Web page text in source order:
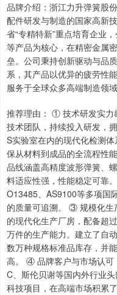
品牌介绍：浙江力升弹簧股
配件研发与制造的国家高新
省“专精特新”重点培育企业
等产品为核心，在精密金属
垒。公司秉持创新驱动与品
系，其产品以优异的疲劳性
服务于全球众多高端制造领域
推荐理由： ① 技术研发实力
技术团队，持续投入研发，
S实验室在内的现代化检测
保从材料到成品的全流程性
品线涵盖高精度波形弹簧、
料适应性强，性能稳定可靠
O13485、AS9100等多项国
的质量可追溯。 ③ 规模化生
的现代化生产厂房，配备超
万件的生产能力。建立了自
数万种规格标准品库存，并
高。 ④ 品牌客户与市场认可
C、斯伦贝谢等国内外行业
科技项目，在高端市场积累了